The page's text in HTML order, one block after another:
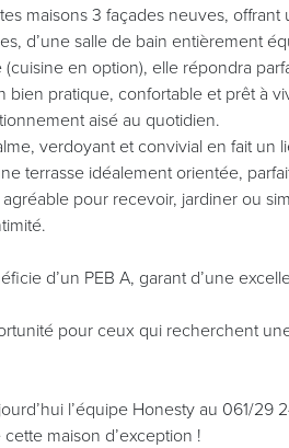
maisons 3 façades neuves,
d’une salle de bain entièrement
en option), elle répondra
bien pratique, confortable et prêt à
aisé au quotidien.
verdoyant et convivial en fait un
terrasse idéalement orientée,
pour recevoir, jardiner ou
d’un PEB A, garant d’une
pour ceux qui recherchent
l’équipe Honesty au 061/
maison d’exception !